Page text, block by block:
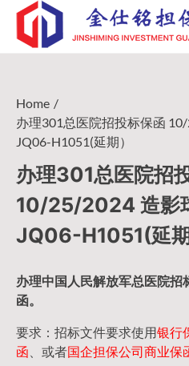
Skip
content
Home
办理301总医院招投标保函
JQ06-H1051(延期）
办理301总医院招
10/25/2024 造影
JQ06-H1051(延期
办理中国人民解放军总医院招
函。
要求：招标文件要求使用银行
函 、或者国企担保公司商业保